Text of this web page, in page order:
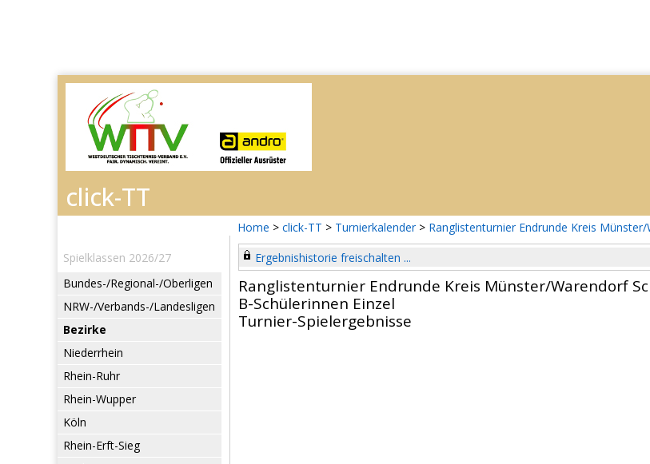
Home > click-TT > Turnierkalender > Ranglistenturnier Endrunde Kreis
Spielklassen 2026/27
Bundes-/Regional-/Oberligen
NRW-/Verbands-/Landesligen
Bezirke
Niederrhein
Rhein-Ruhr
Rhein-Wupper
Köln
Rhein-Erft-Sieg
Ergebnishistorie freischalten ...
Ranglistenturnier Endrunde Kreis Münster/Warendorf
B-Schülerinnen Einzel
Turnier-Spielergebnisse